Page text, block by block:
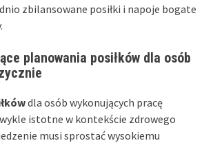
zbilansowane posiłki i napoje bogate
planowania posiłków dla osób
dla osób wykonujących pracę
istotne w kontekście zdrowego
musi sprostać wysokiemu